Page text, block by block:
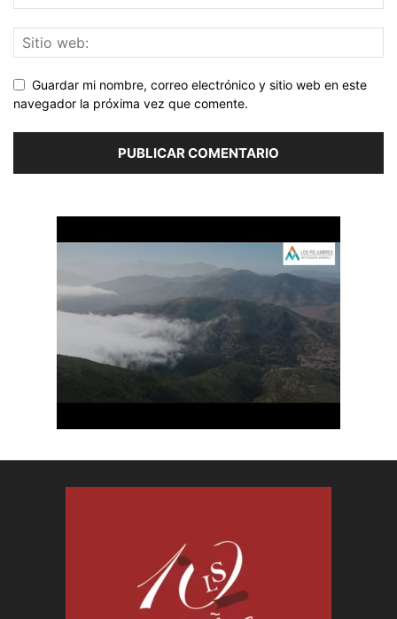
Guardar mi nombre, correo electrónico y sitio web en este
navegador la próxima vez que comente.